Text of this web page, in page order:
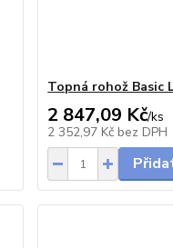
Topná rohož Basic
2 847,09 Kč/ks
2 352,97 Kč bez DPH